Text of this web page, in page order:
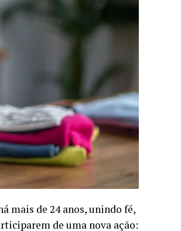
mais de 24 anos, unindo fé,
de uma nova ação: